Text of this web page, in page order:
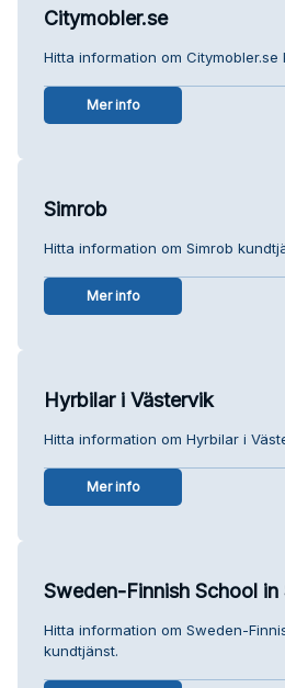
Citymobler.se
Hitta information om Citymobler.se
Mer info
Simrob
Hitta information om Simrob
Mer info
Hyrbilar i Västervik
Hitta information om Hyrbilar i
Mer info
Sweden-Finnish School
Hitta information om Sweden-
kundtjänst.